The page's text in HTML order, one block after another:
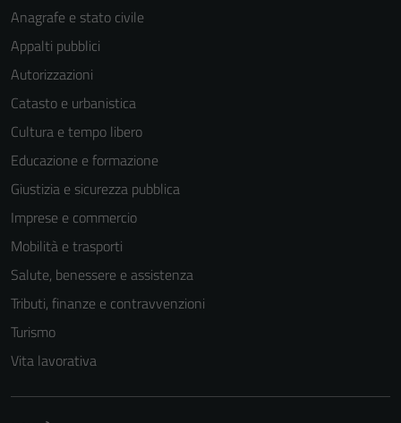
Anagrafe e stato civile
Appalti pubblici
Autorizzazioni
Catasto e urbanistica
Cultura e tempo libero
Educazione e formazione
Giustizia e sicurezza pubblica
Imprese e commercio
Mobilità e trasporti
Salute, benessere e assistenza
Tributi, finanze e contravvenzioni
Turismo
Vita lavorativa